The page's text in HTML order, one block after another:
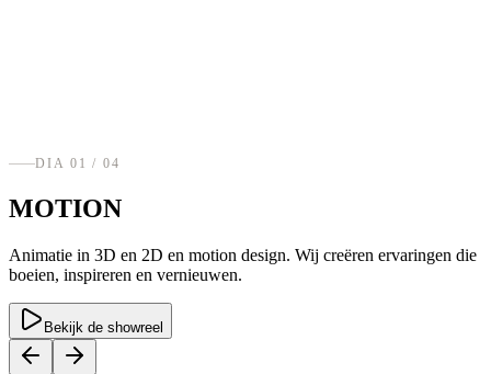
DIA 01 / 04
MOTION
Animatie in 3D en 2D en motion design. Wij creëren ervaringen die
boeien, inspireren en vernieuwen.
Bekijk de showreel